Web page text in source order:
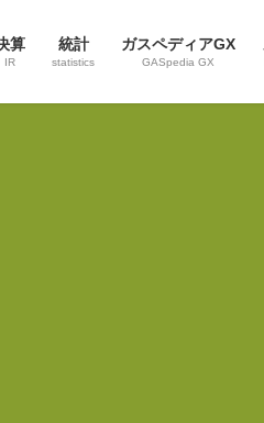
算
IR
統計
statistics
ガスペディアGX
GASpedia GX